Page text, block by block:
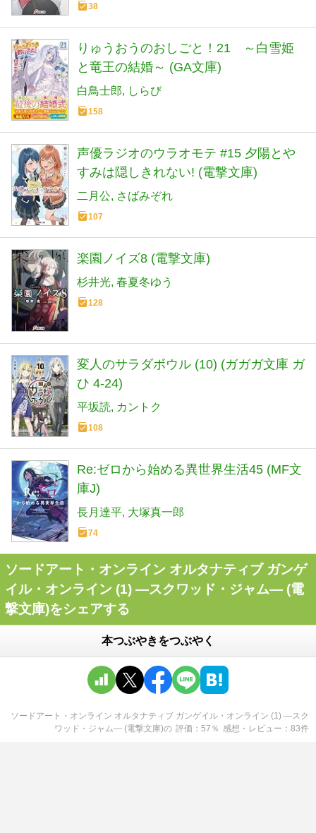
38
りゅうおうのおしごと！21 ～白雪姫
と竜王の結婚～ (GA文庫)
白鳥士郎 しらび
158
声優ラジオのウラオモテ #15 夕陽とや
すみは隠しきれない! (電撃文庫)
二月公 さばみぞれ
107
楽園ノイズ8 (電撃文庫)
杉井光 春夏冬ゆう
128
変人のサラダボウル (10) (ガガガ文庫 ガ
ひ 4-24)
平坂読 カントク
108
Re:ゼロから始める異世界生活45 (MF文
庫J)
長月達平 大塚真一郎
74
ソードアート・オンライン オルタナティブ ガンゲ
イル・オンライン (1) ―スクワッド・ジャム― (電
撃文庫)をシェアする
本つぶやきをつぶやく
ソードアート・オンライン オルタナティブ ガンゲイル・オンライン (1) ―スク
ワッド・ジャム― (電撃文庫)の 評価 57 ％ 感想・レビュー 83件